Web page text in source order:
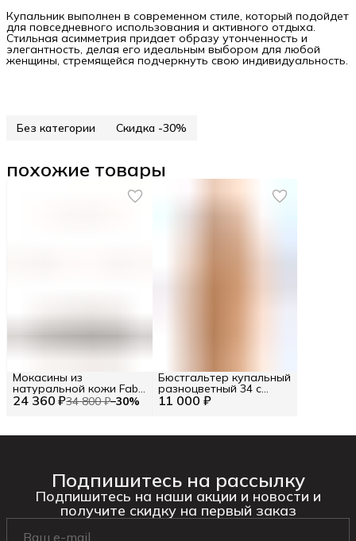
Купальник выполнен в современном стиле, который подойдет
для повседневного использования и активного отдыха.
Стильная асимметрия придает образу утонченность и
элегантность, делая его идеальным выбором для любой
женщины, стремящейся подчеркнуть свою индивидуальность.
Без категории Скидка -30%
похожие товары
24 360 ₽34 800 ₽−30%
Мокасины из
натуральной кожи Fabi
RU 42.5 / EU 43 / 43 11 000 ₽
Бюстгальтер купальный
разноцветный 34 с
принтом треугольный
Подпишитесь на рассылку
Подпишитесь на наши акции и новости и
получите скидку на первый заказ